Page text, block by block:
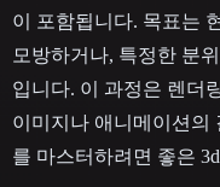
이 포함됩니다. 목표는
모방하거나, 특정한 분
입니다. 이 과정은 렌더
이미지나 애니메이션의
를 마스터하려면 좋은